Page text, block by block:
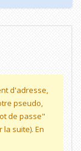
d'adresse,
pseudo,
de passe"
suite). En